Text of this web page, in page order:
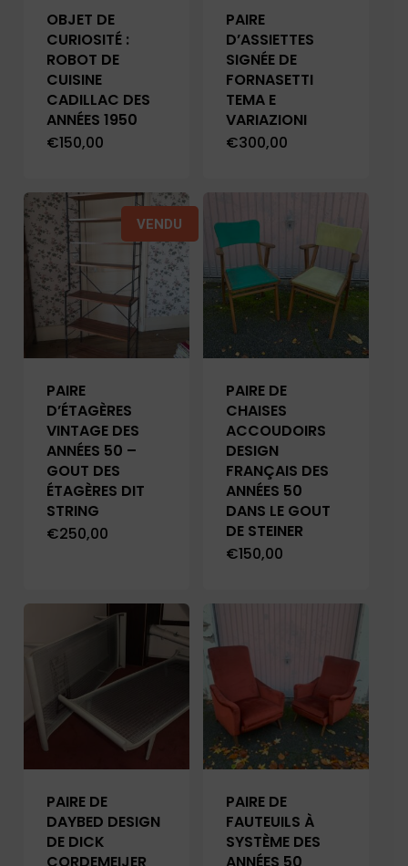
OBJET DE
CURIOSITÉ :
ROBOT DE
CUISINE
CADILLAC DES
ANNÉES 1950
€150,00
PAIRE
D’ASSIETTES
SIGNÉE DE
FORNASETTI
TEMA E
VARIAZIONI
€300,00
PAIRE
D’ÉTAGÈRES
VINTAGE DES
ANNÉES 50 –
GOUT DES
ÉTAGÈRES DIT
STRING
€250,00
VENDU
PAIRE DE
CHAISES
ACCOUDOIRS
DESIGN
FRANÇAIS DES
ANNÉES 50
DANS LE GOUT
DE STEINER
€150,00
PAIRE DE
DAYBED DESIGN
DE DICK
CORDEMEIJER
PAIRE DE
FAUTEUILS À
SYSTÈME DES
ANNÉES 50